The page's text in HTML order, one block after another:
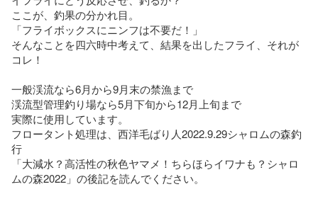
ここが、釣果の分かれ目。
「フライボックスにニンフは不要だ！」
そんなことを四六時中考えて、結果を出したフライ、それが
コレ！
一般渓流なら6月から9月末の禁漁まで
渓流型管理釣り場なら5月下旬から12月上旬まで
実際に使用しています。
フロータント処理は、西洋毛ばり人2022.9.29シャロムの森釣
行
「大減水？高活性の秋色ヤマメ！ちらほらイワナも？シャロ
ムの森2022」の後記を読んでください。